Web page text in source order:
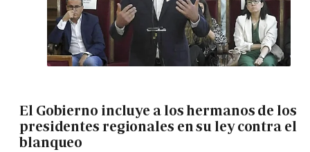
El Gobierno incluye a los hermanos de los
presidentes regionales en su ley contra el
blanqueo